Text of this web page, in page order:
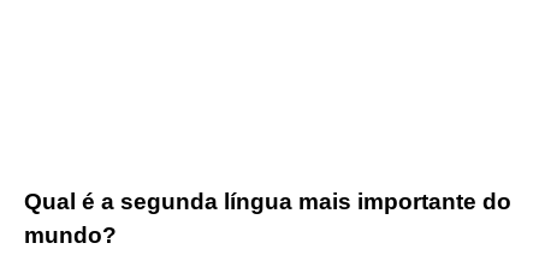
Qual é a segunda língua mais importante do
mundo?